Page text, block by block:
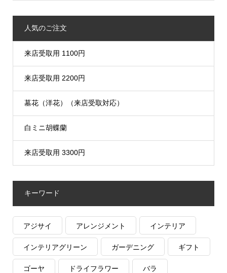
人気のご注文
来店受取用 1100円
来店受取用 2200円
墓花（洋花）（来店受取対応）
白ミニ胡蝶蘭
来店受取用 3300円
キーワード
アジサイ アレンジメント インテリア
インテリアグリーン ガーデニング ギフト
ゴーヤ ドライフラワー バラ